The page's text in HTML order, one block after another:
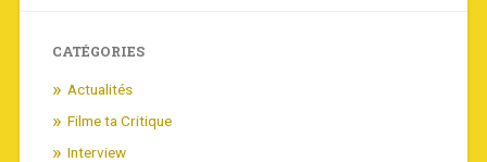
CATÉGORIES
Actualités
Filme ta Critique
Interview